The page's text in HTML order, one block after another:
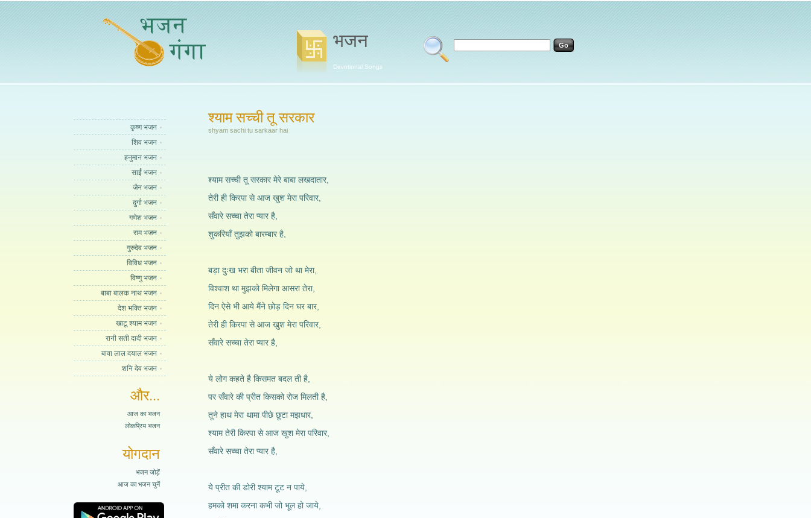
भजन
Devotional Songs
कृष्ण भजन
शिव भजन
हनुमान भजन
साईं भजन
जैन भजन
दुर्गा भजन
गणेश भजन
राम भजन
गुरुदेव भजन
विविध भजन
विष्णु भजन
बाबा बालक नाथ भजन
देश भक्ति भजन
खाटू श्याम भजन
रानी सती दादी भजन
बावा लाल दयाल भजन
शनि देव भजन
और...
आज का भजन
लोकप्रिय भजन
योगदान
भजन जोड़ें
आज का भजन चुनें
श्याम सच्ची तू सरकार
shyam sachi tu sarkaar hai
श्याम सच्ची तू सरकार मेरे बाबा लखदातार,
तेरी ही किरपा से आज खुश मेरा परिवार,
सँवारे सच्चा तेरा प्यार है,
शुकरियाँ तुझको बारम्बार है,
बड़ा दुःख भरा बीता जीवन जो था मेरा,
विश्वाश था मुझको मिलेगा आसरा तेरा,
दिन ऐसे भी आये मैंने छोड़ दिन घर बार,
तेरी ही किरपा से आज खुश मेरा परिवार,
सँवारे सच्चा तेरा प्यार है,
ये लोग कहते है किसमत बदल ती है,
पर सँवारे की प्रीत किसको रोज मिलती है,
तूने हाथ मेरा थामा पीछे छूटा मझधार,
श्याम तेरी किरपा से आज खुश मेरा परिवार,
सँवारे सच्चा तेरा प्यार है,
ये प्रीत की डोरी श्याम टूट न पाये,
हमको शमा करना कभी जो भूल हो जाये,